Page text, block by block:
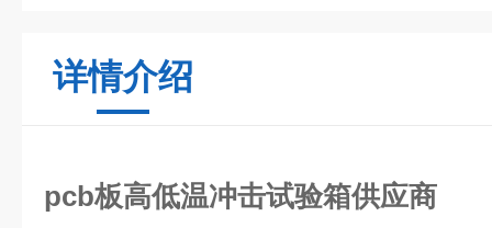
详情介绍
pcb板高低温冲击试验箱供应商